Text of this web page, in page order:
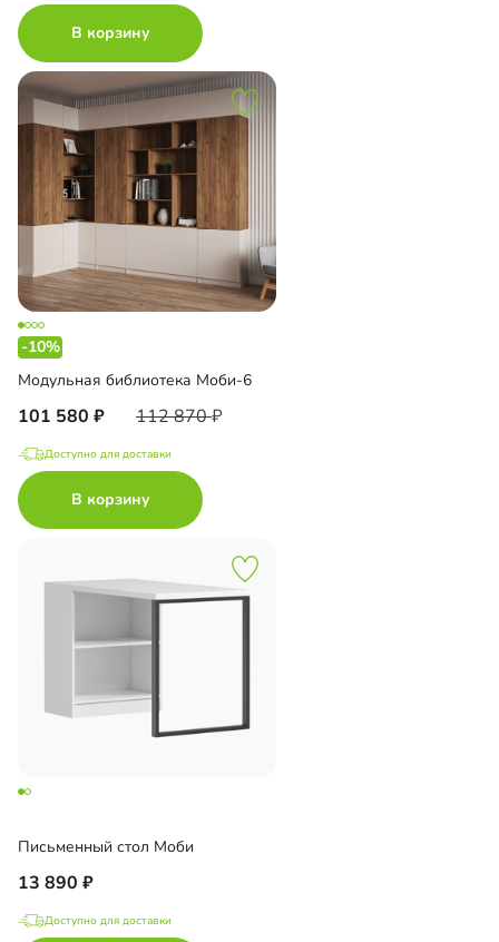
В корзину
-10%
Модульная библиотека Моби-6
101 580 112 870
Доступно для доставки
В корзину
Письменный стол Моби
13 890
Доступно для доставки